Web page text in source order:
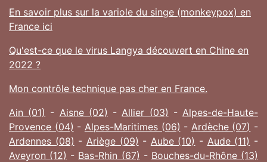
En savoir plus sur la variole du singe (monkeypox) en
France ici
Qu'est-ce que le virus Langya découvert en Chine en
2022 ?
Mon contrôle technique pas cher en France.
Ain (01) - Aisne (02) - Allier (03) - Alpes-de-Haute-
Provence (04) - Alpes-Maritimes (06) - Ardèche (07) -
Ardennes (08) - Ariège (09) - Aube (10) - Aude (11) -
Aveyron (12) - Bas-Rhin (67) - Bouches-du-Rhône (13)